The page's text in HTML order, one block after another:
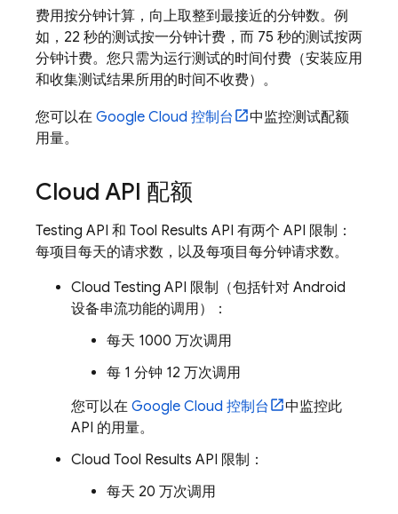
费用按分钟计算，向上取整到最接近的分钟数。例
如，22 秒的测试按一分钟计费，而 75 秒的测试按两
分钟计费。您只需为运行测试的时间付费（安装应用
和收集测试结果所用的时间不收费）。
您可以在 Google Cloud 控制台
中监控测试配额
用量。
Cloud API 配额
Testing API 和 Tool Results API 有两个 API 限制：
每项目每天的请求数，以及每项目每分钟请求数。
Cloud Testing API 限制（包括针对 Android
设备串流功能的调用）：
每天 1000 万次调用
每 1 分钟 12 万次调用
您可以在 Google Cloud 控制台
中监控此
API 的用量。
Cloud Tool Results API 限制：
每天 20 万次调用